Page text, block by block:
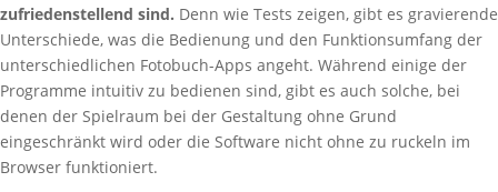
zufriedenstellend sind. Denn wie Tests zeigen, gibt es gravierende
Unterschiede, was die Bedienung und den Funktionsumfang der
unterschiedlichen Fotobuch-Apps angeht. Während einige der
Programme intuitiv zu bedienen sind, gibt es auch solche, bei
denen der Spielraum bei der Gestaltung ohne Grund
eingeschränkt wird oder die Software nicht ohne zu ruckeln im
Browser funktioniert.